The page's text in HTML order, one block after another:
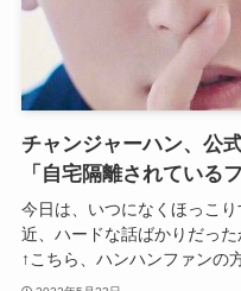
チャンジャーハン、公
「自宅隔離されている
今日は、いつになくほっこ
近、ハードな話ばかりだっ
↑こちら、ハンハンファンの